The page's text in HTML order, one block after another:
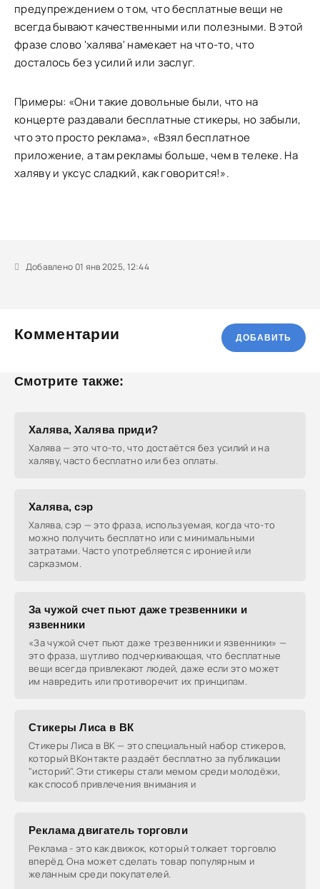
предупреждением о том, что бесплатные вещи не
всегда бывают качественными или полезными. В этой
фразе слово 'халява' намекает на что-то, что
досталось без усилий или заслуг.
Примеры: «Они такие довольные были, что на
концерте раздавали бесплатные стикеры, но забыли,
что это просто реклама», «Взял бесплатное
приложение, а там рекламы больше, чем в телеке. На
халяву и уксус сладкий, как говорится!».
Добавлено 01 янв 2025, 12:44
Комментарии ДОБАВИТЬ
Смотрите также:
Халява, Халява приди?
Халява — это что-то, что достаётся без усилий и на
халяву, часто бесплатно или без оплаты.
Халява, сэр
Халява, сэр — это фраза, используемая, когда что-то
можно получить бесплатно или с минимальными
затратами. Часто употребляется с иронией или
сарказмом.
За чужой счет пьют даже трезвенники и
язвенники
«За чужой счет пьют даже трезвенники и язвенники» —
это фраза, шутливо подчеркивающая, что бесплатные
вещи всегда привлекают людей, даже если это может
им навредить или противоречит их принципам.
Cтикеры Лиса в ВК
Стикеры Лиса в ВК — это специальный набор стикеров,
который ВКонтакте раздаёт бесплатно за публикации
"историй". Эти стикеры стали мемом среди молодёжи,
как способ привлечения внимания и
Реклама двигатель торговли
Реклама - это как движок, который толкает торговлю
вперёд. Она может сделать товар популярным и
желанным среди покупателей.